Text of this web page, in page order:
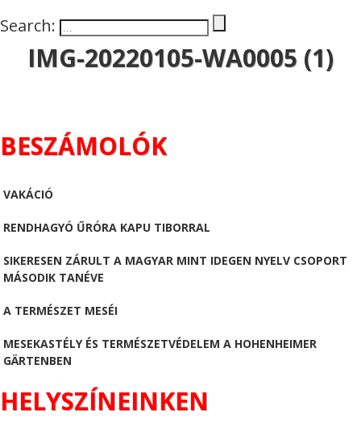
Search:
IMG-20220105-WA0005 (1)
BESZÁMOLÓK
VAKÁCIÓ
RENDHAGYÓ ŰRÓRA KAPU TIBORRAL
SIKERESEN ZÁRULT A MAGYAR MINT IDEGEN NYELV CSOPORT
MÁSODIK TANÉVE
A TERMÉSZET MESÉI
MESEKASTÉLY ÉS TERMÉSZETVÉDELEM A HOHENHEIMER
GÄRTENBEN
HELYSZÍNEINKEN